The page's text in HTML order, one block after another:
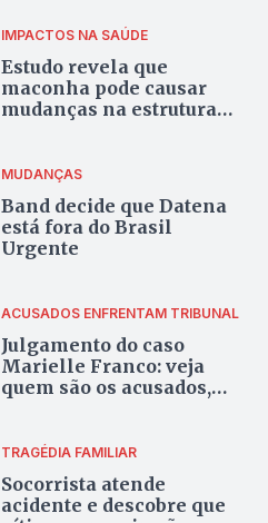
IMPACTOS NA SAÚDE
Estudo revela que
maconha pode causar
mudanças na estrutura
MUDANÇAS
Band decide que Datena
está fora do Brasil
Urgente
ACUSADOS ENFRENTAM TRIBUNAL
Julgamento do caso
Marielle Franco: veja
quem são os acusados,
TRAGÉDIA FAMILIAR
Socorrista atende
acidente e descobre que